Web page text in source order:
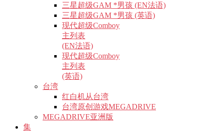
三星超级GAM *男孩 (EN法语)
三星超级GAM *男孩 (英语)
现代超级Comboy
主列表
(EN法语)
现代超级Comboy
主列表
(英语)
台湾
红白机从台湾
台湾原创游戏MEGADRIVE
MEGADRIVE亚洲版
集